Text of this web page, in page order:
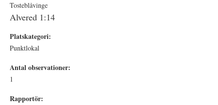
Tosteblåvinge
Alvered 1:14
Platskategori:
Punktlokal
Antal observationer:
1
Rapportör: